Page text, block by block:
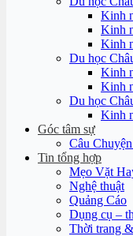
Kinh
Kinh
Kinh
Du học
Kinh
Kinh
Du học
Kinh
Góc tâm sự
Câu
Tin tổng hợp
Mẹo Vặt
Nghệ thuật
Quảng Cáo
Dụng cụ –
Thời trang